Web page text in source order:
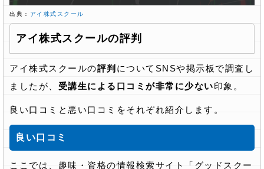
出典： アイ株式スクール
アイ株式スクールの評判
アイ株式スクールの評判 についてSNSや掲示板で調査し
ましたが、 受講生による口コミが非常に少ない印象。
良い口コミと悪い口コミをそれぞれ紹介します。
良い口コミ
ここでは、趣味・資格の情報検索サイト「グッドスクー